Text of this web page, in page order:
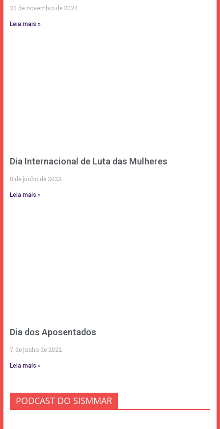
20 de novembro de 2024
Leia mais »
Dia Internacional de Luta das Mulheres
8 de junho de 2022
Leia mais »
Dia dos Aposentados
7 de junho de 2022
Leia mais »
PODCAST DO SISMMAR